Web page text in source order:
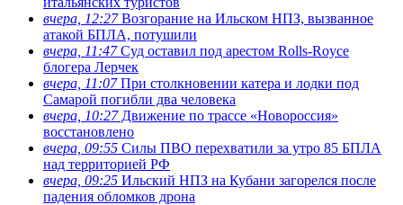
вчера, 12:27Возгорание на Ильском НПЗ, вызванное
атакой БПЛА, потушили
вчера, 11:47Суд оставил под арестом Rolls-Royce
блогера Лерчек
вчера, 11:07При столкновении катера и лодки под
Самарой погибли два человека
вчера, 10:27Движение по трассе «Новороссия»
восстановлено
вчера, 09:55 Силы ПВО перехватили за утро 85 БПЛА
над территорией РФ
вчера, 09:25 Ильский НПЗ на Кубани загорелся после
падения обломков дрона